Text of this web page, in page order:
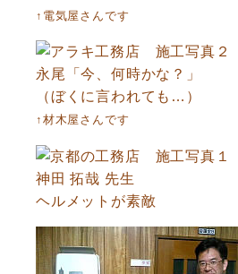
↑電気屋さんです
永尾「今、何時かな？」
（ぼくに言われても…）
↑材木屋さんです
神田 拓哉 先生
ヘルメットが素敵